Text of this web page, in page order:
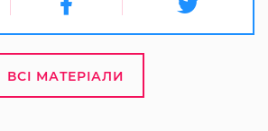
ВСІ МАТЕРІАЛИ